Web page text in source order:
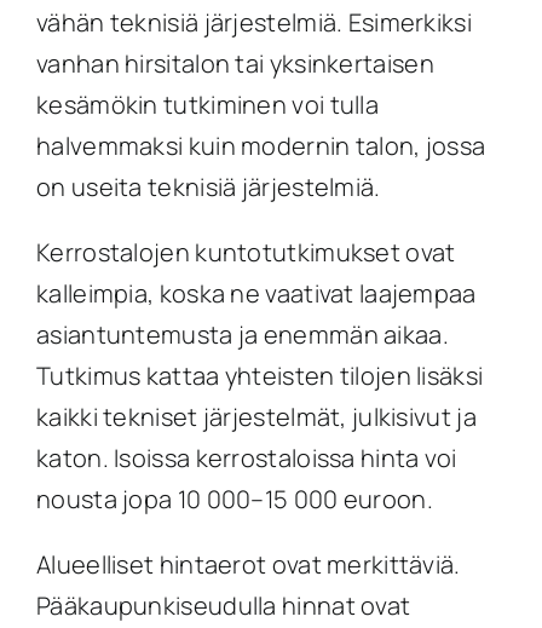
vähän teknisiä järjestelmiä. Esimerkiksi
vanhan hirsitalon tai yksinkertaisen
kesämökin tutkiminen voi tulla
halvemmaksi kuin modernin talon, jossa
on useita teknisiä järjestelmiä.
Kerrostalojen kuntotutkimukset ovat
kalleimpia, koska ne vaativat laajempaa
asiantuntemusta ja enemmän aikaa.
Tutkimus kattaa yhteisten tilojen lisäksi
kaikki tekniset järjestelmät, julkisivut ja
katon. Isoissa kerrostaloissa hinta voi
nousta jopa 10 000–15 000 euroon.
Alueelliset hintaerot ovat merkittäviä.
Pääkaupunkiseudulla hinnat ovat